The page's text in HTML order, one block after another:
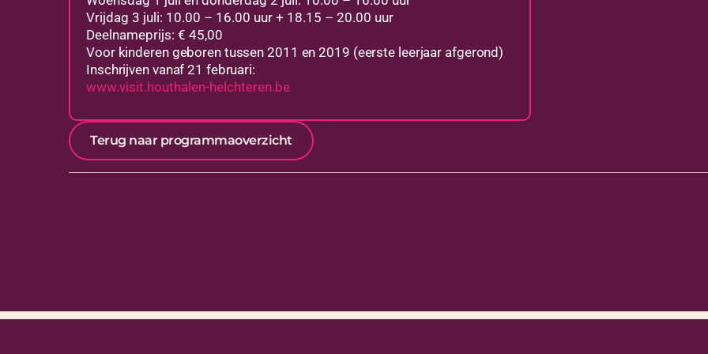
Vrijdag 3 juli: 10.00 – 16.00 uur + 18.15 – 20.00 uur
Deelnameprijs: € 45,00
Voor kinderen geboren tussen 2011 en 2019 (eerste leerjaar afgerond)
Inschrijven vanaf 21 februari:
www.visit.houthalen-helchteren.be
Terug naar programmaoverzicht